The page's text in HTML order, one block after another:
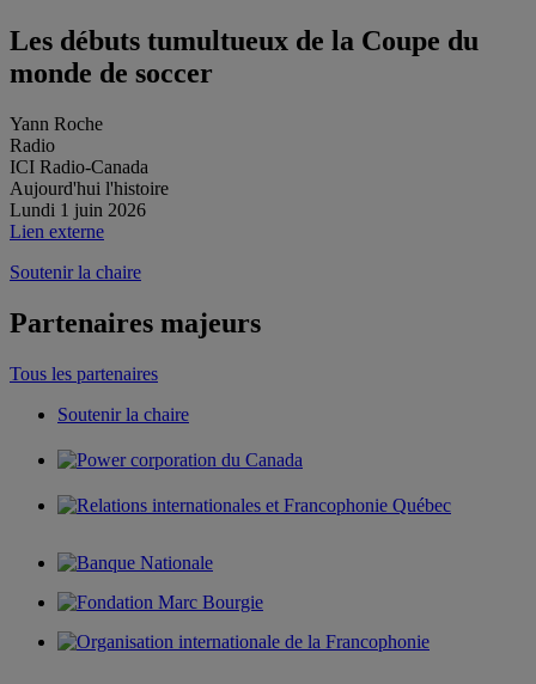
Les débuts tumultueux de la Coupe du
monde de soccer
Yann Roche
Radio
ICI Radio-Canada
Aujourd'hui l'histoire
Lundi 1 juin 2026
Lien externe
Soutenir la chaire
Partenaires majeurs
Tous les partenaires
Soutenir la chaire